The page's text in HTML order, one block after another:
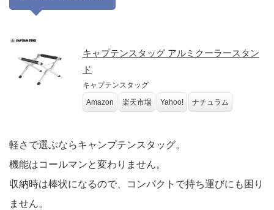
キャプテンスタッグ アルミクーラースタン
ド
キャプテンスタッグ
Amazon
楽天市場 Yahoo! ナチュラム
軽さで選ぶならキャンプテンスタッグ。
機能はコールマンと変わりません。
収納時は棒状になるので、コンパクトで持ち運びにも困り
ません。